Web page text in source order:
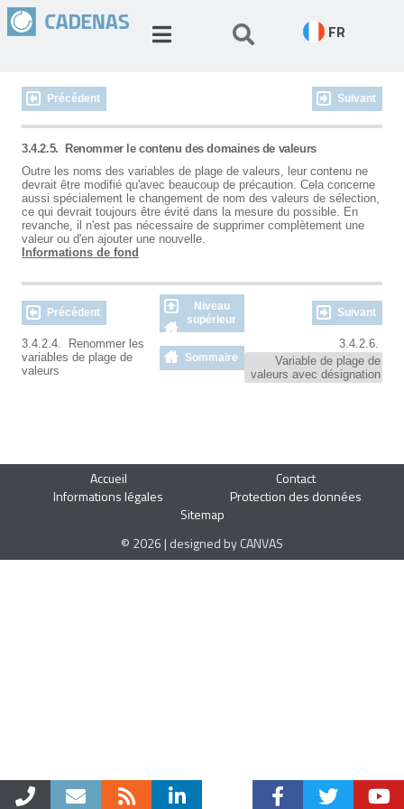
FR
Précédent Suivant
3.4.2.5.
Renommer le contenu des domaines de valeurs
Outre les noms des variables de plage de valeurs, leur contenu ne
devrait être modifié qu'avec beaucoup de précaution. Cela concerne
aussi spécialement le changement de nom des valeurs de sélection,
ce qui devrait toujours être évité dans la mesure du possible. En
revanche, il n'est pas nécessaire de supprimer complètement une
valeur ou d'en ajouter une nouvelle.
Informations de fond
Précédent
Niveau
supérieur
Suivant
3.4.2.4. Renommer les
variables de plage de
valeurs
Sommaire
3.4.2.6.
Variable de plage de
valeurs avec désignation
Accueil
Contact
Informations légales
Protection des données
Sitemap
© 2026 | designed by CANVAS